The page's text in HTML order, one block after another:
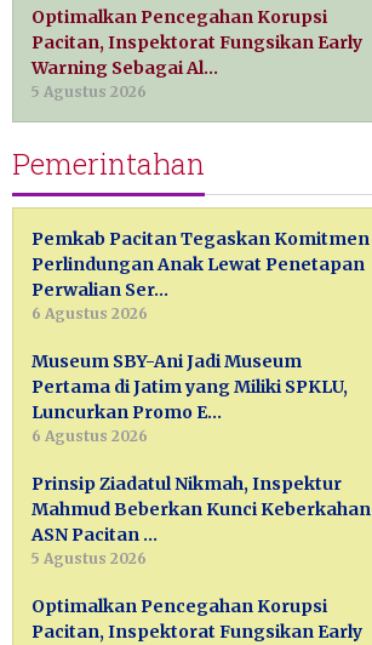
Optimalkan Pencegahan Korupsi
Pacitan, Inspektorat Fungsikan Early
Warning Sebagai Al…
5 Agustus 2026
Pemerintahan
Pemkab Pacitan Tegaskan Komitmen
Perlindungan Anak Lewat Penetapan
Perwalian Ser…
6 Agustus 2026
Museum SBY-Ani Jadi Museum
Pertama di Jatim yang Miliki SPKLU,
Luncurkan Promo E…
6 Agustus 2026
Prinsip Ziadatul Nikmah, Inspektur
Mahmud Beberkan Kunci Keberkahan
ASN Pacitan …
5 Agustus 2026
Optimalkan Pencegahan Korupsi
Pacitan, Inspektorat Fungsikan Early